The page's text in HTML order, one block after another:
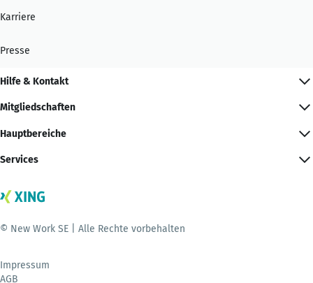
Karriere
Presse
Hilfe & Kontakt
Mitgliedschaften
Hauptbereiche
Services
© New Work SE | Alle Rechte vorbehalten
Impressum
AGB